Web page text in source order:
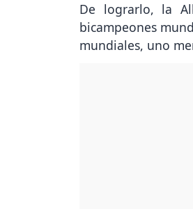
De lograrlo, la
bicampeones
mundiales, uno